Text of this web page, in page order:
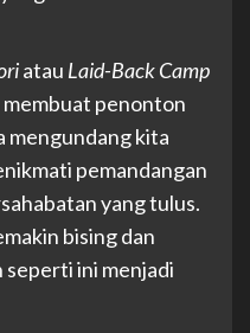
atau Laid-Back Camp
penonton
mengundang kita
pemandangan
yang tulus.
bising dan
ini menjadi